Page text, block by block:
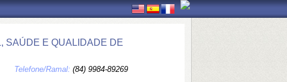
SAÚDE E QUALIDADE DE
Telefone/Ramal: (84) 9984-89269